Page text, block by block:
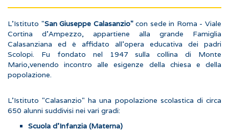
L'Istituto "San Giuseppe Calasanzio"con sede in Roma - Viale
Cortina d'Ampezzo, appartiene alla grande Famiglia
Calasanziana ed è affidato all'opera educativa dei padri
Scolopi. Fu fondato nel 1947 sulla collina di Monte
Mario,venendo incontro alle esigenze della chiesa e della
popolazione.
L'Istituto "Calasanzio" ha una popolazione scolastica di circa
650 alunni suddivisi nei vari gradi:
Scuola d'Infanzia (Materna)